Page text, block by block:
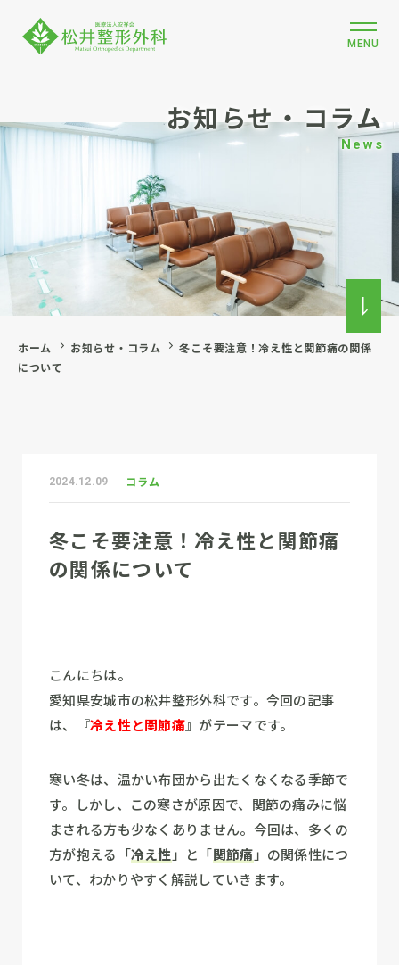
MENU
お知らせ・コラム
News
ホーム お知らせ・コラム
冬こそ要注意！冷え性と関節痛の関係
について
2024.12.09 コラム
冬こそ要注意！冷え性と関節痛
の関係について
こんにちは。
愛知県安城市の松井整形外科です。今回の記事
は、『冷え性と関節痛』 がテーマです。
寒い冬は、温かい布団から出たくなくなる季節で
す。しかし、この寒さが原因で、関節の痛みに悩
まされる方も少なくありません。今回は、多くの
方が抱える「冷え性 」と「関節痛 」の関係性につ
いて、わかりやすく解説していきます。